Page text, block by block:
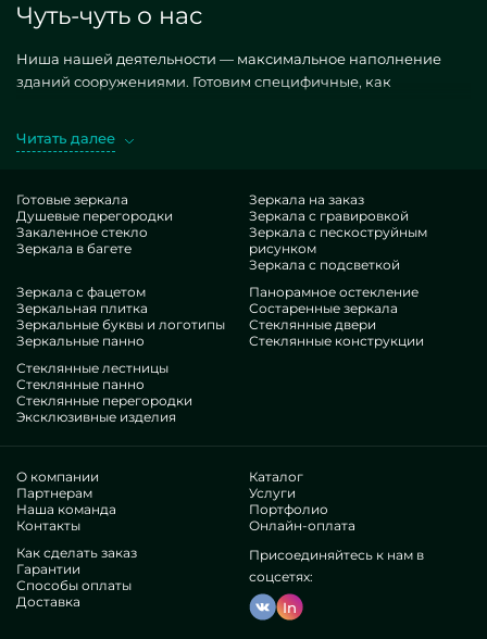
Чуть-чуть о нас
Ниша нашей деятельности — максимальное наполнение
зданий сооружениями. Готовим специфичные, как
душа из стекла с дверью. Добывая подобные модели в
идеальный выбор, с приемлемой котировкой, не
уступающий конкурентным предложениям. Если вы
вознамериваетесь прокачать свои строения, придать им
гламура, уникальности, неукоснительно исследуйте наши
конструкции, от готовых стеклянных душевых кабин с
дверью и до отличных принадлежностей.
Нюансы нашей деятельности
В нашем распоряжении — инженеры самого бессчетных
сфер. У всех исключительные опыт, что ублаготворит даже
въедливых пользователей. Регулярно увлекаются
модернизацией мастерских потенциалов, осознают, как
адаптироваться в сложных ситуациях. Произведут и
построят Готовые кабины для душа из стекла с дверью
капитально.
предприятий и индивидуальных лиц. Тысячи отличных
реакций —удостоверьтесь собственнолично.
Работаем без медиумов, это позволяет прорабатывать
дизайнерские операции, изготавливать все резче,
Читать далее
Готовые зеркала
Душевые перегородки
Закаленное стекло
Зеркала в багете
Зеркала на заказ
Зеркала с гравировкой
Зеркала с пескоструйным
рисунком
Зеркала с подсветкой
Зеркала с фацетом
Зеркальная плитка
Зеркальные буквы и логотипы
Зеркальные панно
Панорамное остекление
Состаренные зеркала
Стеклянные двери
Стеклянные конструкции
Стеклянные лестницы
Стеклянные панно
Стеклянные перегородки
Эксклюзивные изделия
О компании
Партнерам
Наша команда
Контакты
Каталог
Услуги
Портфолио
Онлайн-оплата
Как сделать заказ
Гарантии
Способы оплаты
Доставка
Присоединяйтесь к нам в
соцсетях:
In